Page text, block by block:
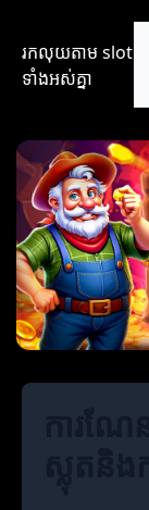
រកលុយតាម​ slot​​
ទាំងអស់គ្នា